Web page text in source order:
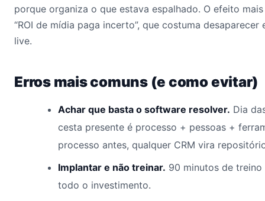
porque organiza o que estava espalhado. O efeito
“ROI de mídia paga incerto”, que costuma
live.
Erros mais comuns (e como evitar)
Achar que basta o software resolver. Dia
cesta presente é processo + pessoas +
processo antes, qualquer CRM vira
Implantar e não treinar. 90 minutos de
todo o investimento.